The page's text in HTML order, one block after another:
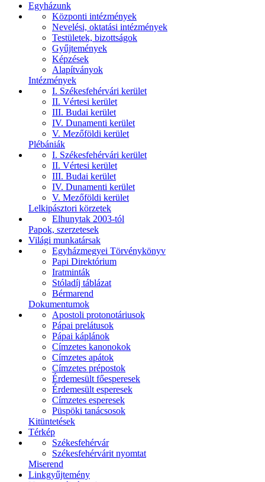
Egyházunk
Központi intézmények
Nevelési, oktatási intézmények
Testületek, bizottságok
Gyűjtemények
Képzések
Alapítványok
Intézmények
I. Székesfehérvári kerület
II. Vértesi kerület
III. Budai kerület
IV. Dunamenti kerület
V. Mezőföldi kerület
Plébániák
I. Székesfehérvári kerület
II. Vértesi kerület
III. Budai kerület
IV. Dunamenti kerület
V. Mezőföldi kerület
Lelkipásztori körzetek
Elhunytak 2003-tól
Papok, szerzetesek
Világi munkatársak
Egyházmegyei Törvénykönyv
Papi Direktórium
Iratminták
Stóladíj táblázat
Bérmarend
Dokumentumok
Apostoli protonotáriusok
Pápai prelátusok
Pápai káplánok
Címzetes kanonokok
Címzetes apátok
Címzetes prépostok
Érdemesült főesperesek
Érdemesült esperesek
Címzetes esperesek
Püspöki tanácsosok
Kitüntetések
Térkép
Székesfehérvár
Székesfehérvárit nyomtat
Miserend
Linkgyűjtemény